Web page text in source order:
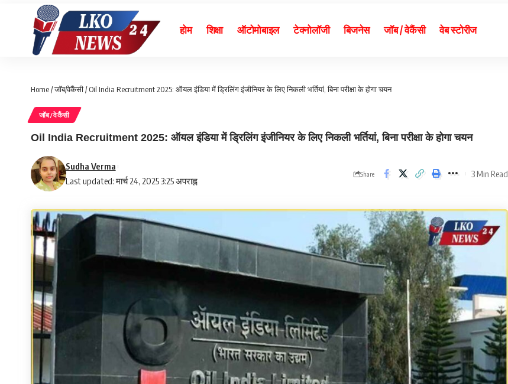
होम शिक्षा ऑटोमोबाइल टेक्नोलॉजी बिजनेस जॉब / वेकैंसी वेब स्टोरीज
Home/जॉब/वेकैंसी/Oil India Recruitment 2025: ऑयल इंडिया में ड्रिलिंग इंजीनियर के लिए निकली भर्तियां, बिना परीक्षा के होगा चयन
जॉब/वेकैंसी
Oil India Recruitment 2025: ऑयल इंडिया में ड्रिलिंग इंजीनियर के लिए निकली भर्तियां, बिना परीक्षा के होगा चयन
Last updated: मार्च 24, 2025 3:25 अपराह्न
Sudha Verma
Share 3 Min Read